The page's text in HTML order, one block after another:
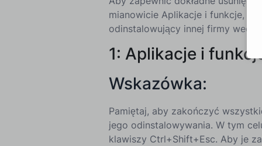
mianowicie Aplikacje i funkcje,
odinstalowujący innej firmy
1: Aplikacje i
Wskazówka:
Pamiętaj, aby zakończyć
jego odinstalowywania. W tym
klawiszy Ctrl+Shift+Esc. Aby je